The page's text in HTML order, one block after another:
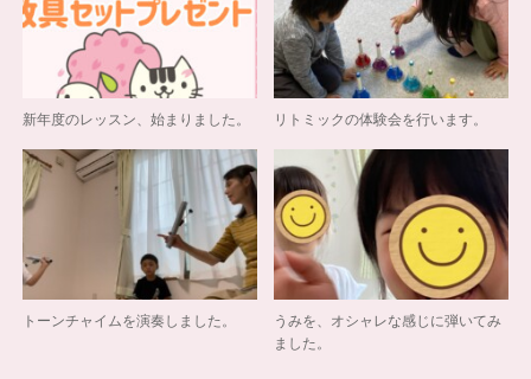
新年度のレッスン、始まりました。 リトミックの体験会を行います。
トーンチャイムを演奏しました。
うみを、オシャレな感じに弾いてみ
ました。